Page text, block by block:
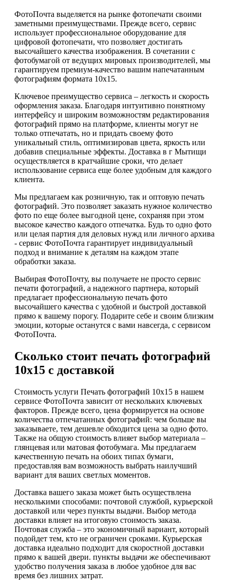
ФотоПочта выделяется на рынке фотопечати своими
заметными преимуществами. Прежде всего, сервис
использует профессиональное оборудование для
цифровой фотопечати, что позволяет достигать
высочайшего качества изображения. В сочетании с
фотобумагой от ведущих мировых производителей, мы
гарантируем премиум-качество вашим напечатанным
фотографиям формата 10х15.
Ключевое преимущество сервиса – легкость и скорость
оформления заказа. Благодаря интуитивно понятному
интерфейсу и широким возможностям редактирования
фотографий прямо на платформе, клиенты могут не
только отпечатать, но и придать своему фото
уникальный стиль, оптимизировав цвета, яркость или
добавив специальные эффекты. Доставка в г Мытищи
осуществляется в кратчайшие сроки, что делает
использование сервиса еще более удобным для каждого
клиента.
Мы предлагаем как розничную, так и оптовую печать
фотографий. Это позволяет заказать нужное количество
фото по еще более выгодной цене, сохраняя при этом
высокое качество каждого отпечатка. Будь то одно фото
или целая партия для деловых нужд или личного архива
- сервис ФотоПочта гарантирует индивидуальный
подход и внимание к деталям на каждом этапе
обработки заказа.
Выбирая ФотоПочту, вы получаете не просто сервис
печати фотографий, а надежного партнера, который
предлагает профессиональную печать фото
высочайшего качества с удобной и быстрой доставкой
прямо к вашему порогу. Подарите себе и своим близким
эмоции, которые останутся с вами навсегда, с сервисом
ФотоПочта.
Сколько стоит печать фотографий
10х15 с доставкой
Стоимость услуги Печать фотографий 10х15 в нашем
сервисе ФотоПочта зависит от нескольких ключевых
факторов. Прежде всего, цена формируется на основе
количества отпечатанных фотографий: чем больше вы
заказываете, тем дешевле обходится цена за одно фото.
Также на общую стоимость влияет выбор материала –
глянцевая или матовая фотобумага. Мы предлагаем
качественную печать на обоих типах бумаги,
предоставляя вам возможность выбрать наилучший
вариант для ваших светлых моментов.
Доставка вашего заказа может быть осуществлена
несколькими способами: почтовой службой, курьерской
доставкой или через пункты выдачи. Выбор метода
доставки влияет на итоговую стоимость заказа.
Почтовая служба – это экономичный вариант, который
подойдет тем, кто не ограничен сроками. Курьерская
доставка идеально подходит для скоростной доставки
прямо к вашей двери. пункты выдачи же обеспечивают
удобство получения заказа в любое удобное для вас
время без лишних затрат.